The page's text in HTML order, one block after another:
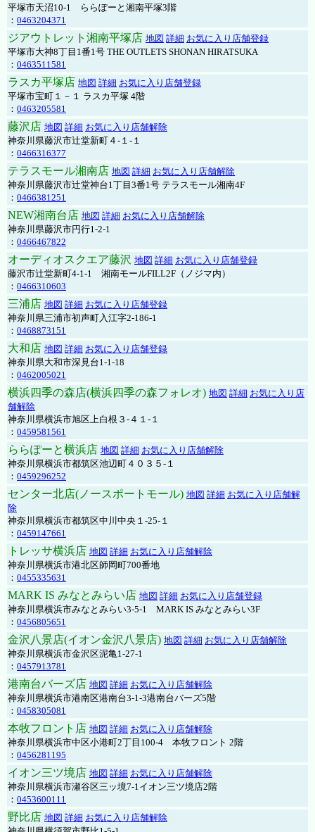
平塚市天沼10-1 ららぽーと湘南平塚3階
： 0463204371
ジアウトレット湘南平塚店 地図 詳細 お気に入り店舗登録
平塚市大神8丁目1番1号 THE OUTLETS SHONAN HIRATSUKA
： 0463511581
ラスカ平塚店 地図 詳細 お気に入り店舗登録
平塚市宝町１－１ ラスカ平塚 4階
： 0463205581
藤沢店 地図 詳細 お気に入り店舗解除
神奈川県藤沢市辻堂新町４-１-１
： 0466316377
テラスモール湘南店 地図 詳細 お気に入り店舗解除
神奈川県藤沢市辻堂神台1丁目3番1号 テラスモール湘南4F
： 0466381251
NEW湘南台店 地図 詳細 お気に入り店舗解除
神奈川県藤沢市円行1-2-1
： 0466467822
オーディオスクエア藤沢 地図 詳細 お気に入り店舗登録
藤沢市辻堂新町4-1-1 湘南モールFILL2F（ノジマ内）
： 0466310603
三浦店 地図 詳細 お気に入り店舗登録
神奈川県三浦市初声町入江字2-186-1
： 0468873151
大和店 地図 詳細 お気に入り店舗登録
神奈川県大和市深見台1-1-18
： 0462005021
横浜四季の森店(横浜四季の森フォレオ) 地図 詳細 お気に入り店
舗解除
神奈川県横浜市旭区上白根３-４１-１
： 0459581561
ららぽーと横浜店 地図 詳細 お気に入り店舗解除
神奈川県横浜市都筑区池辺町４０３５-１
： 0459296252
センター北店(ノースポートモール) 地図 詳細 お気に入り店舗解
除
神奈川県横浜市都筑区中川中央１-25-１
： 0459147661
トレッサ横浜店 地図 詳細 お気に入り店舗解除
神奈川県横浜市港北区師岡町700番地
： 0455335631
MARK IS みなとみらい店 地図 詳細 お気に入り店舗登録
神奈川県横浜市みなとみらい3-5-1 MARK IS みなとみらい3F
： 0456805651
金沢八景店(イオン金沢八景店) 地図 詳細 お気に入り店舗解除
神奈川県横浜市金沢区泥亀1-27-1
： 0457913781
港南台バーズ店 地図 詳細 お気に入り店舗解除
神奈川県横浜市港南区港南台3-1-3港南台バーズ5階
： 0458305081
本牧フロント店 地図 詳細 お気に入り店舗解除
神奈川県横浜市中区小港町2丁目100-4 本牧フロント 2階
： 0456281195
イオン三ツ境店 地図 詳細 お気に入り店舗解除
神奈川県横浜市瀬谷区三ッ境7-1イオン三ツ境店2階
： 0453600111
野比店 地図 詳細 お気に入り店舗解除